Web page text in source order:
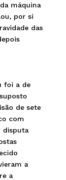
máquina
por si
das
foi a de
de sete
com
disputa
a
a